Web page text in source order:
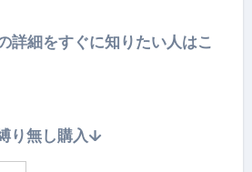
細をすぐに知りたい人はこ
り無し購入↓